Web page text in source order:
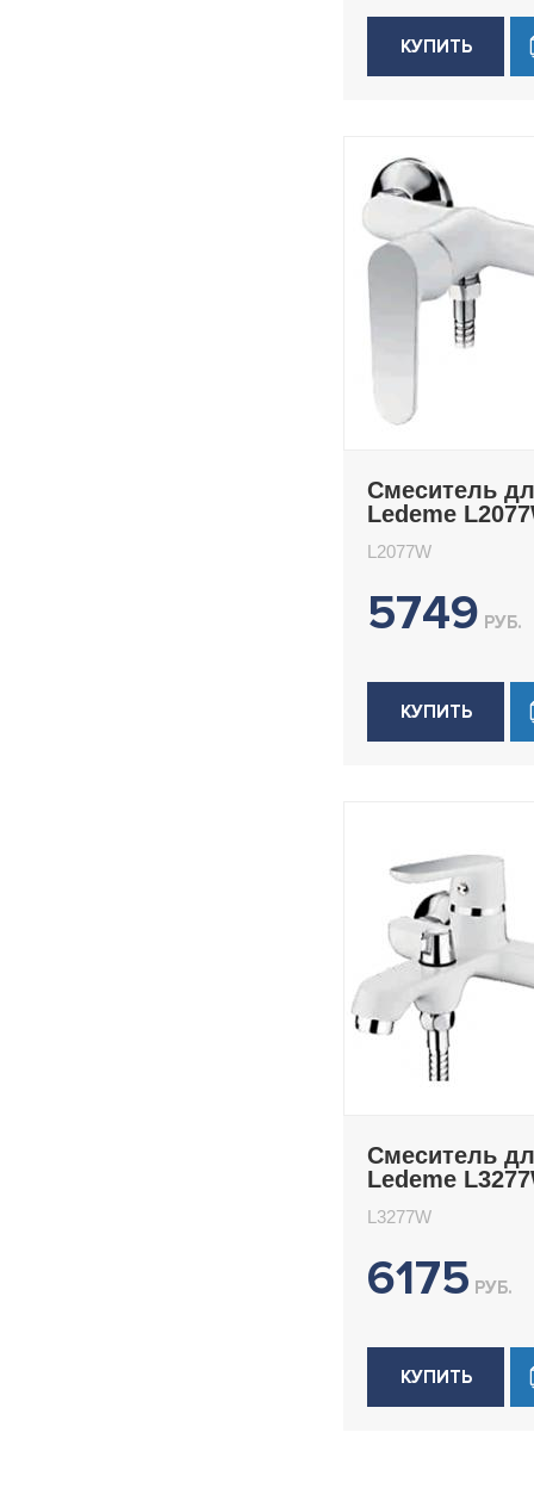
КУПИТЬ
Смеситель
Ledeme
L2077W
5749 РУБ.
КУПИТЬ
Смеситель
Ledeme
L3277W
6175 РУБ.
КУПИТЬ